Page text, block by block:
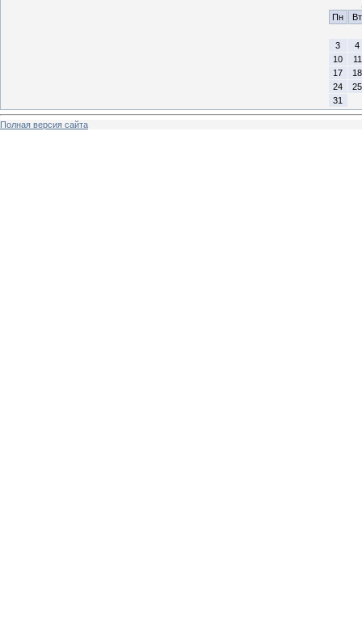
Пн
Вт
3
4
10
11
17
18
24
25
31
Полная версия сайта